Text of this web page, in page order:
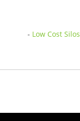
- Low Cost Silos